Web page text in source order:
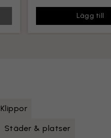
Lägg till
Klippor
Städer & platser